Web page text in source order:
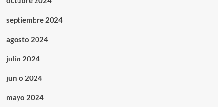
septiembre 2024
agosto 2024
julio 2024
junio 2024
mayo 2024